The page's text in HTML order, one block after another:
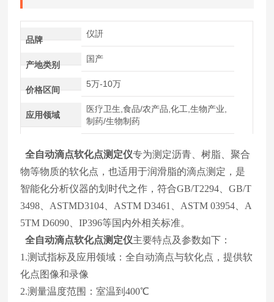
品牌
仪訮
产地类别
国产
价格区间
5万-10万
应用领域
医疗卫生,食品/农产品,化工,生物产业,
制药/生物制药
全自动滴点软化点测定仪专为测定沥青、树脂、聚合
物等物质的软化点，也适用于润滑脂的滴点测定，是
智能化分析仪器的划时代之作，符合GB/T2294、GB/T
3498、ASTMD3104、ASTM D3461、ASTM 03954、A
5TM D6090、IP396等国内外相关标准。
全自动滴点软化点测定仪主要特点及参数如下：
1.测试指标及应用领域：全自动滴点与软化点，提供软
化点图像和录像
2.测量温度范围：室温到400℃